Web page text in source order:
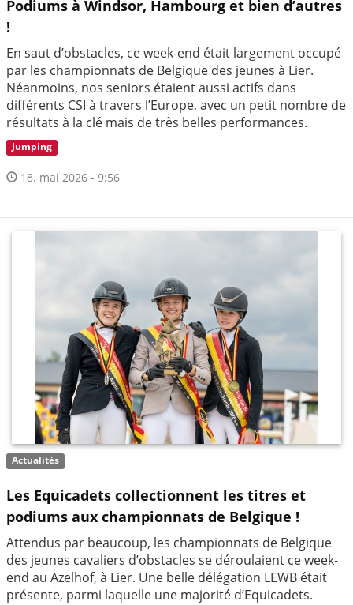
Podiums à Windsor, Hambourg et bien d’autres
!
En saut d’obstacles, ce week-end était largement occupé
par les championnats de Belgique des jeunes à Lier.
Néanmoins, nos seniors étaient aussi actifs dans
différents CSI à travers l’Europe, avec un petit nombre de
résultats à la clé mais de très belles performances.
Jumping
18. mai 2026 - 9:56
Actualités
Les Equicadets collectionnent les titres et
podiums aux championnats de Belgique !
Attendus par beaucoup, les championnats de Belgique
des jeunes cavaliers d’obstacles se déroulaient ce week-
end au Azelhof, à Lier. Une belle délégation LEWB était
présente, parmi laquelle une majorité d’Equicadets.